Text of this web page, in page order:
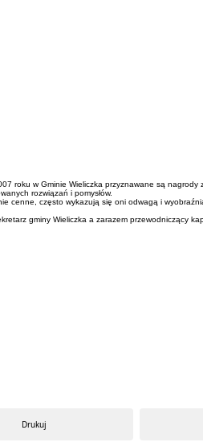
roku w Gminie Wieliczka przyznawane są
rozwiązań i pomysłów.
cenne, często wykazują się oni odwagą i
gminy Wieliczka a zarazem przewodniczący
Drukuj